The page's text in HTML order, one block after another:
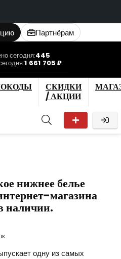
Партнёрам
сегодня:445
1 661 705 ₽
СКИДКИ
/ АКЦИИ
нижнее белье
магазина
наличии.
одну из самых